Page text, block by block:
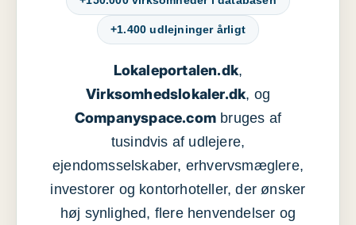
+1.400 udlejninger årligt
Lokaleportalen.dk,
Virksomhedslokaler.dk, og
Companyspace.com bruges af
tusindvis af udlejere,
ejendomsselskaber, erhvervsmæglere,
investorer og kontorhoteller, der ønsker
høj synlighed, flere henvendelser og